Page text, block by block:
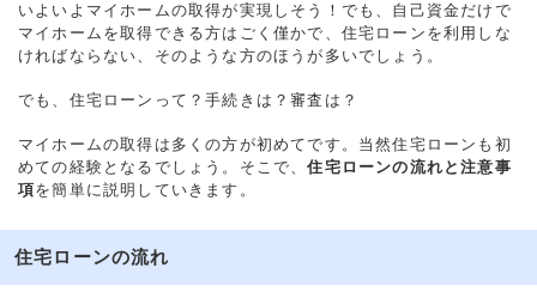
いよいよマイホームの取得が実現しそう！でも、自己資金だけで
マイホームを取得できる方はごく僅かで、住宅ローンを利用しな
ければならない、そのような方のほうが多いでしょう。
でも、住宅ローンって？手続きは？審査は？
マイホームの取得は多くの方が初めてです。当然住宅ローンも初
めての経験となるでしょう。そこで、住宅ローンの流れと注意事
項を簡単に説明していきます。
住宅ローンの流れ